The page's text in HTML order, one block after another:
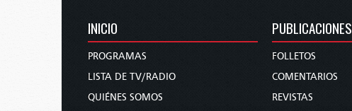
INICIO
PROGRAMAS
LISTA DE TV/RADIO
QUIÉNES SOMOS
PUBLICACIONES
FOLLETOS
COMENTARIOS
REVISTAS